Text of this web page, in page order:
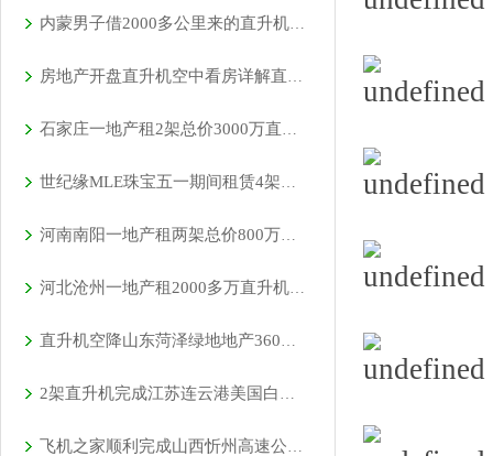
内蒙男子借2000多公里来的直升机520向女友求婚
房地产开盘直升机空中看房详解直升机租赁流程
石家庄一地产租2架总价3000万直升机空中看房
世纪缘MLE珠宝五一期间租赁4架直升机在四个城市庆典
河南南阳一地产租两架总价800万直升机看房
河北沧州一地产租2000多万直升机免费空中看房
直升机空降山东菏泽绿地地产360度空中看房
2架直升机完成江苏连云港美国白蛾防治
飞机之家顺利完成山西忻州高速公路应急救援演练